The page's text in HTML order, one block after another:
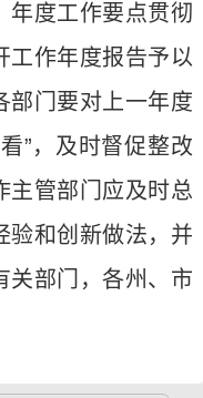
年度工作要点贯彻
工作年度报告予以
部门要对上一年度
”，及时督促整改
主管部门应及时总
验和创新做法，并
关部门，各州、市